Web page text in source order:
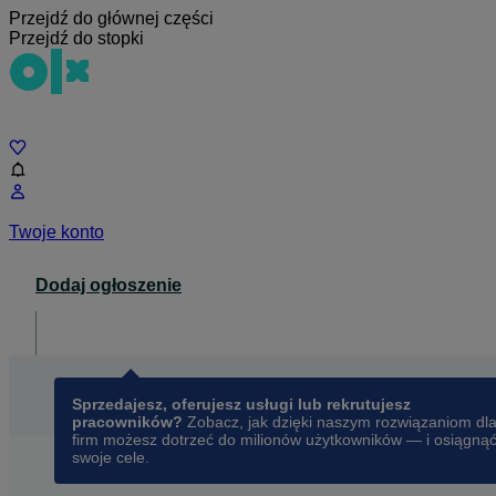
Przejdź do głównej części
Przejdź do stopki
Twoje konto
Dodaj ogłoszenie
Sprzedajesz, oferujesz usługi lub rekrutujesz
pracowników? Zobacz, jak dzięki naszym rozwiązaniom dla
firm możesz dotrzeć do milionów użytkowników — i osiągnąć
swoje cele.